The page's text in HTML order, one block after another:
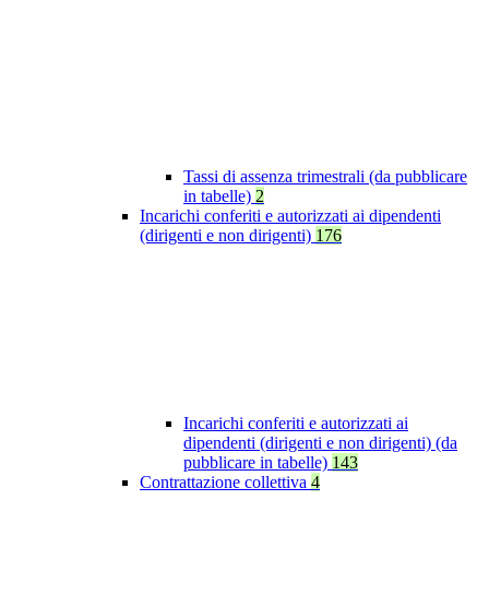
Tassi di assenza trimestrali (da pubblicare
in tabelle) 2
Incarichi conferiti e autorizzati ai dipendenti
(dirigenti e non dirigenti) 176
Incarichi conferiti e autorizzati ai
dipendenti (dirigenti e non dirigenti) (da
pubblicare in tabelle) 143
Contrattazione collettiva 4